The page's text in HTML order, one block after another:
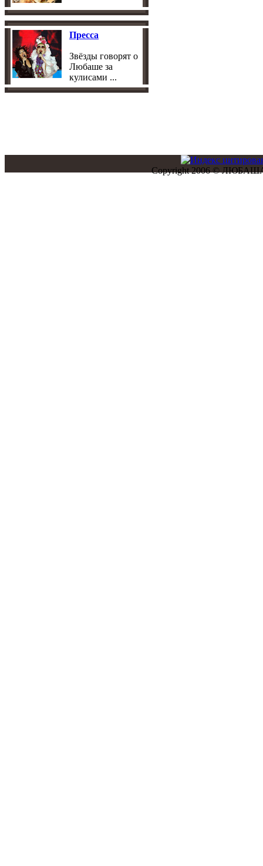
Пресса
Звёзды говорят о
Любаше за
кулисами ...
Copyright 2006 ©